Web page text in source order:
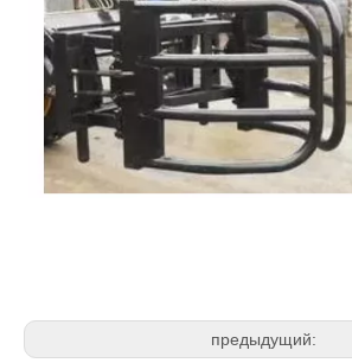
предыдущий: